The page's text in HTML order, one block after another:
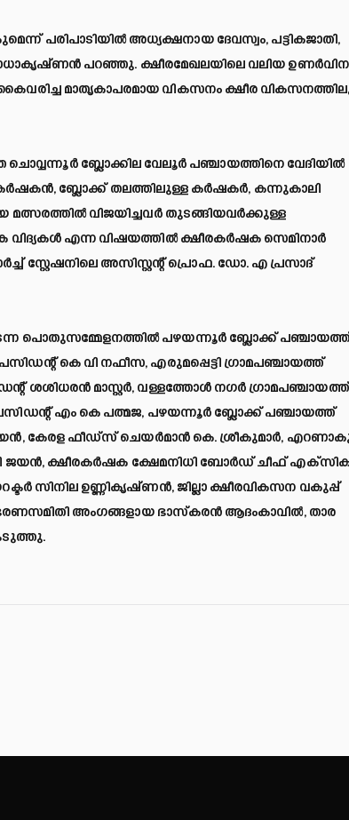
അധ്യക്ഷനായ ദേവസ്വം, പട്ടികജാതി,
രാധാകൃഷ്ണന്‍ പറഞ്ഞു. ക്ഷീരമേഖലയിലെ വലിയ
മാതൃകാപരമായ വികസനം ക്ഷീര
ചൊവ്വന്നൂര്‍ ബ്ലോക്കില വേലൂര്‍ പഞ്ചായത്തിനെ വേദിയില്‍
ബ്ലോക്ക് തലത്തിലുള്ള കര്‍ഷകര്‍, കന്നുകാലി
മത്സരത്തില്‍ വിജയിച്ചവര്‍ തുടങ്ങിയവര്‍ക്കുള്ള
എന്ന വിഷയത്തില്‍ ക്ഷീരകര്‍ഷക സെമിനാര്‍
സ്റ്റേഷനിലെ അസിസ്റ്റന്റ് പ്രൊഫ. ഡോ. എ പ്രസാദ്
പൊതുസമ്മേളനത്തില്‍ പഴയന്നൂര്‍ ബ്ലോക്ക്
കെ വി നഫീസ, എരുമപ്പെട്ടി ഗ്രാമപഞ്ചായത്ത്
ശശിധരന്‍ മാസ്റ്റര്‍, വള്ളത്തോള്‍ നഗര്‍ ഗ്രാമപഞ്ചായത്ത്
എം കെ പത്മജ, പഴയന്നൂര്‍ ബ്ലോക്ക് പഞ്ചായത്ത്
കേരള ഫീഡ്‌സ് ചെയര്‍മാന്‍ കെ. ശ്രീകുമാര്‍,
ക്ഷീരകര്‍ഷക ക്ഷേമനിധി ബോര്‍ഡ് ചീഫ്
സിനില ഉണ്ണികൃഷ്ണന്‍, ജില്ലാ ക്ഷീരവികസന വകുപ്പ്
അംഗങ്ങളായ ഭാസ്‌കരന്‍ ആദംകാവില്‍, താര